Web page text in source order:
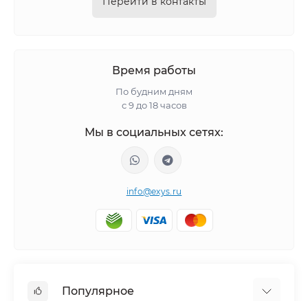
Время работы
По будним дням
с 9 до 18 часов
Мы в социальных сетях:
info@exys.ru
Популярное